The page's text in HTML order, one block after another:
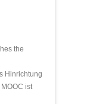
the
Hinrichtung
ist